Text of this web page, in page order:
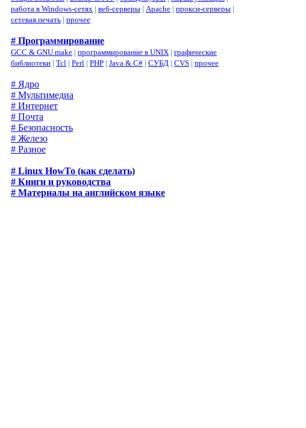
работа в Windows-сетях | веб-серверы | Apache | прокси-серверы |
сетевая печать | прочее
# Программирование
GCC & GNU make | программирование в UNIX | графические
библиотеки | Tcl | Perl | PHP | Java & C# | СУБД | CVS | прочее
# Ядро
# Мультимедиа
# Интернет
# Почта
# Безопасность
# Железо
# Разное
# Linux HowTo (как сделать)
# Книги и руководства
# Материалы на английском языке